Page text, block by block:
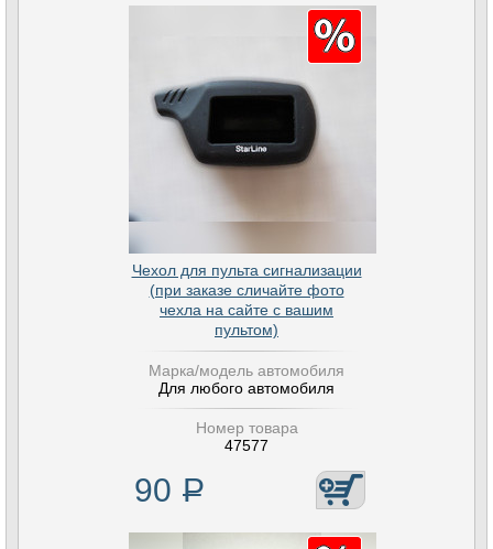
Чехол для пульта сигнализации
(при заказе сличайте фото
чехла на сайте с вашим
пультом)
Марка/модель автомобиля
Для любого автомобиля
Номер товара
47577
90 Р